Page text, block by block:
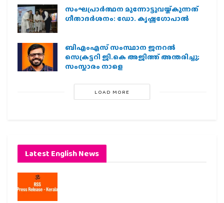
സംഘപ്രാര്‍ത്ഥന മുന്നോട്ടുവയ്ക്കുന്നത്
ഗീതാദര്‍ശനം: ഡോ. കൃഷ്ണഗോപാല്‍
ബിഎംഎസ് സംസ്ഥാന ജനറൽ
സെക്രട്ടറി ജി.കെ അജിത്ത് അന്തരിച്ചു;
സംസ്കാരം നാളെ
LOAD MORE
Latest English News